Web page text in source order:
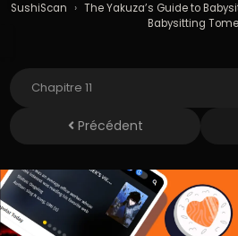
SushiScan › The Yakuza’s Guide to
Babysitting Tome
Précédent